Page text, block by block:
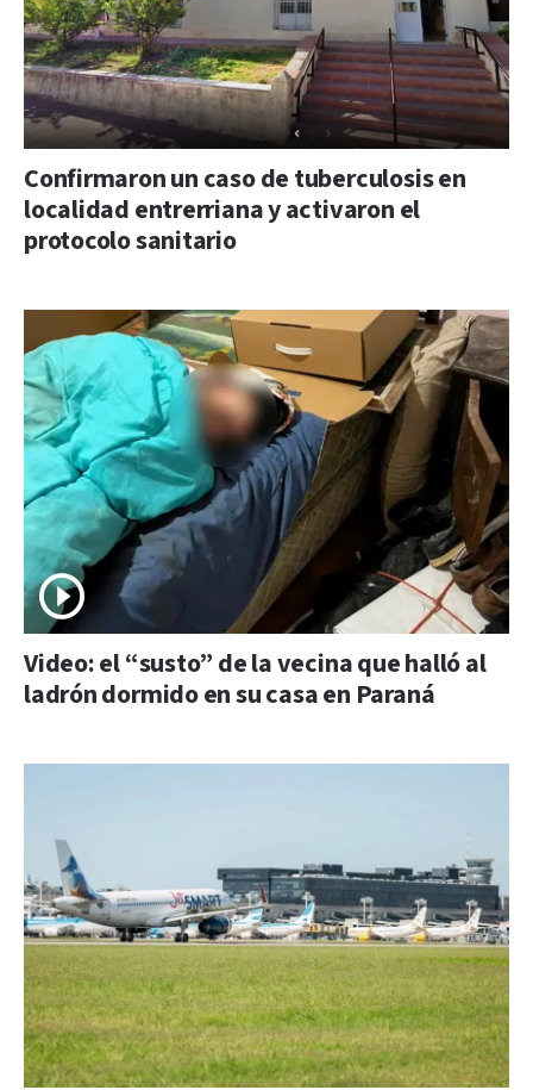
Confirmaron un caso de tuberculosis en
localidad entrerriana y activaron el
protocolo sanitario
Video: el “susto” de la vecina que halló al
ladrón dormido en su casa en Paraná